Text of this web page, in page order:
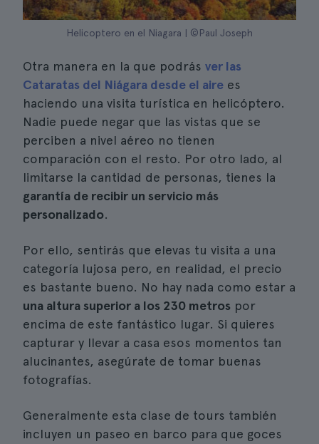
Helicoptero en el Niagara | ©Paul Joseph
Otra manera en la que podrás ver las
Cataratas del Niágara desde el aire es
haciendo una visita turística en helicóptero.
Nadie puede negar que las vistas que se
perciben a nivel aéreo no tienen
comparación con el resto. Por otro lado, al
limitarse la cantidad de personas, tienes la
garantía de recibir un servicio más
personalizado.
Por ello, sentirás que elevas tu visita a una
categoría lujosa pero, en realidad, el precio
es bastante bueno. No hay nada como estar a
una altura superior a los 230 metros por
encima de este fantástico lugar. Si quieres
capturar y llevar a casa esos momentos tan
alucinantes, asegúrate de tomar buenas
fotografías.
Generalmente esta clase de tours también
incluyen un paseo en barco para que goces